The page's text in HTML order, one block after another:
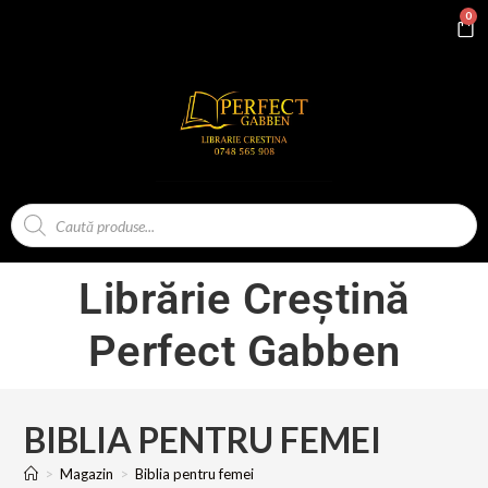
0
Librărie Creștină
Perfect Gabben
BIBLIA PENTRU FEMEI
> Magazin > Biblia pentru femei